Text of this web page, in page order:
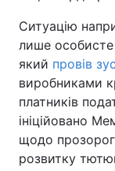
Ситуацію
лише особисте
який провів
виробниками
платників
ініційовано
щодо
розвитку